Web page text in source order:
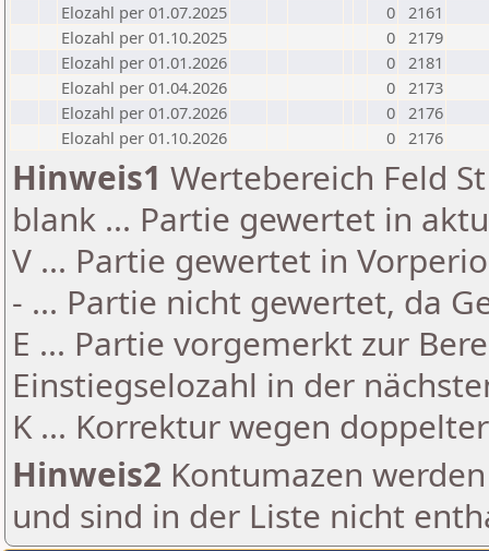
Elozahl per 01.07.2025
0 2161
Elozahl per 01.10.2025
0 2179
Elozahl per 01.01.2026
0 2181
Elozahl per 01.04.2026
0 2173
Elozahl per 01.07.2026
0 2176
Elozahl per 01.10.2026
0 2176
Hinweis1 Wertebereich Feld
blank ... Partie gewertet in
V ... Partie gewertet in
- ... Partie nicht gewertet, da
E ... Partie vorgemerkt zur
Einstiegselozahl in der
K ... Korrektur wegen
Hinweis2 Kontumazen
und sind in der Liste nicht